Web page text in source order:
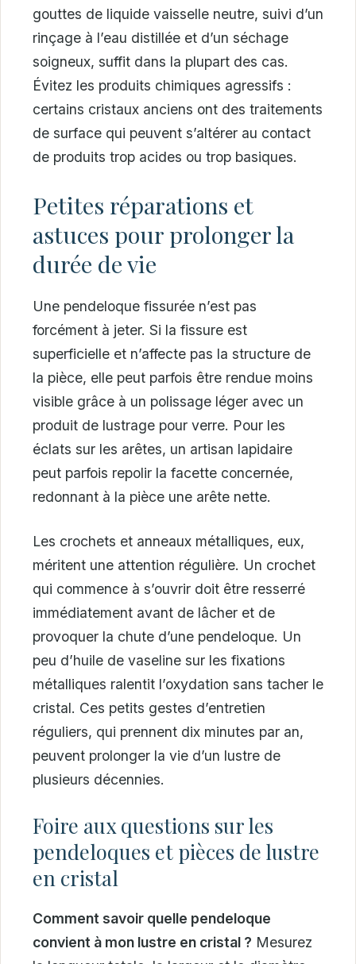
gouttes de liquide vaisselle neutre, suivi d’un
rinçage à l’eau distillée et d’un séchage
soigneux, suffit dans la plupart des cas.
Évitez les produits chimiques agressifs :
certains cristaux anciens ont des traitements
de surface qui peuvent s’altérer au contact
de produits trop acides ou trop basiques.
Petites réparations et
astuces pour prolonger la
durée de vie
Une pendeloque fissurée n’est pas
forcément à jeter. Si la fissure est
superficielle et n’affecte pas la structure de
la pièce, elle peut parfois être rendue moins
visible grâce à un polissage léger avec un
produit de lustrage pour verre. Pour les
éclats sur les arêtes, un artisan lapidaire
peut parfois repolir la facette concernée,
redonnant à la pièce une arête nette.
Les crochets et anneaux métalliques, eux,
méritent une attention régulière. Un crochet
qui commence à s’ouvrir doit être resserré
immédiatement avant de lâcher et de
provoquer la chute d’une pendeloque. Un
peu d’huile de vaseline sur les fixations
métalliques ralentit l’oxydation sans tacher le
cristal. Ces petits gestes d’entretien
réguliers, qui prennent dix minutes par an,
peuvent prolonger la vie d’un lustre de
plusieurs décennies.
Foire aux questions sur les
pendeloques et pièces de lustre
en cristal
Comment savoir quelle pendeloque
convient à mon lustre en cristal ? Mesurez